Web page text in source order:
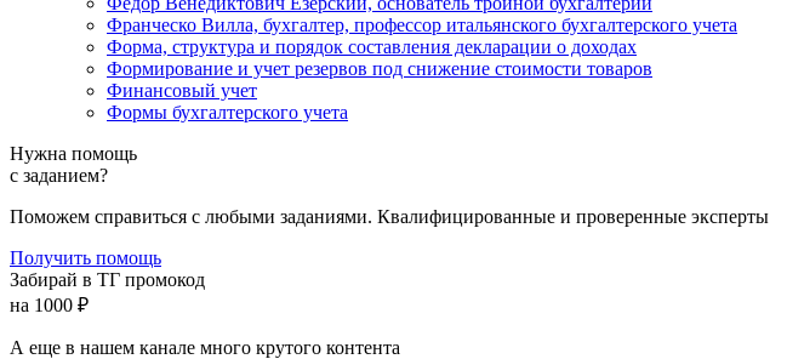
Франческо Вилла, бухгалтер, профессор итальянского бухгалтерского учета
Форма, структура и порядок составления декларации о доходах
Формирование и учет резервов под снижение стоимости товаров
Финансовый учет
Формы бухгалтерского учета
Нужна помощь
с заданием?
Поможем справиться с любыми заданиями. Квалифицированные и проверенные эксперты
Получить помощь
Забирай в ТГ промокод
на 1000 ₽
А еще в нашем канале много крутого контента